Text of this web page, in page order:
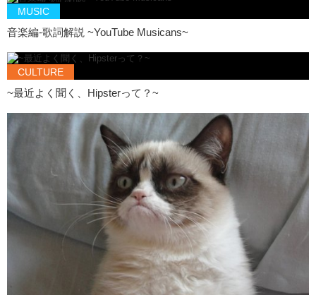
MUSIC
音楽編-歌詞解説 ~YouTube Musicans~
CULTURE
~最近よく聞く、Hipsterって？~